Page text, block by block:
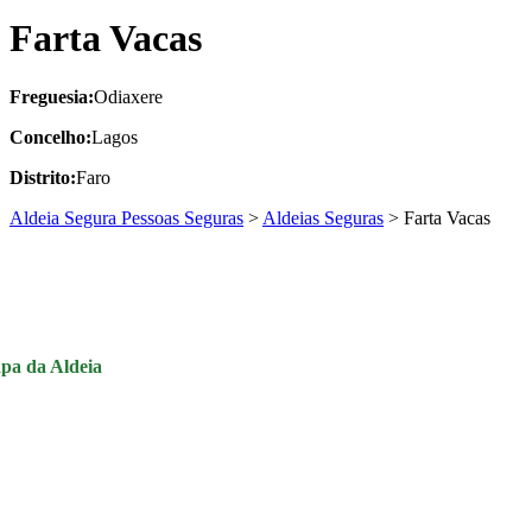
Farta Vacas
Freguesia:Odiaxere
Concelho:Lagos
Distrito:Faro
Aldeia Segura Pessoas Seguras > Aldeias Seguras > Farta Vacas
da Aldeia